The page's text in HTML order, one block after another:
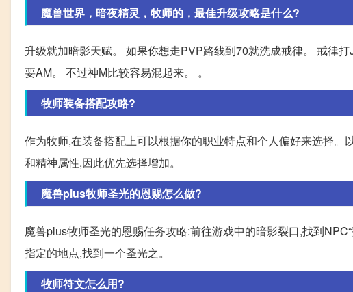
魔兽世界，暗夜精灵，牧师的，最佳升级攻略是什么?
升级就加暗影天赋。 如果你想走PVP路线到70就洗成戒律。 戒律
要AM。 不过神M比较容易混起来。 。
牧师装备搭配攻略?
作为牧师,在装备搭配上可以根据你的职业特点和个人偏好来选择
和精神属性,因此优先选择增加。
魔兽plus牧师圣光的恩赐怎么做?
魔兽plus牧师圣光的恩赐任务攻略:前往游戏中的暗影裂口,找到
指定的地点,找到一个圣光之。
牧师符文怎么用?